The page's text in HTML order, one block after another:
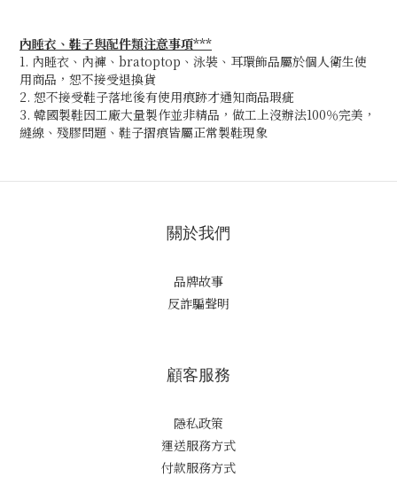
內睡衣、鞋子與配件類注意事項***
1. 內睡衣、內褲、bratoptop、泳裝、耳環飾品屬於個人衛生使
用商品，恕不接受退換貨
2. 恕不接受鞋子落地後有使用痕跡才通知商品瑕疵
3. 韓國製鞋因工廠大量製作並非精品，做工上沒辦法100％完美，
縫線、殘膠問題、鞋子摺痕皆屬正常製鞋現象
關於我們
品牌故事
反詐騙聲明
顧客服務
隱私政策
運送服務方式
付款服務方式